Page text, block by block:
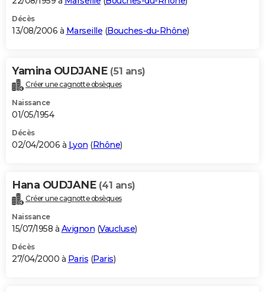
Décès
13/08/2006 à Marseille (Bouches-du-Rhône)
Yamina OUDJANE (51 ans)
Créer une cagnotte obsèques
Naissance
01/05/1954
Décès
02/04/2006 à Lyon (Rhône)
Hana OUDJANE (41 ans)
Créer une cagnotte obsèques
Naissance
15/07/1958 à Avignon (Vaucluse)
Décès
27/04/2000 à Paris (Paris)